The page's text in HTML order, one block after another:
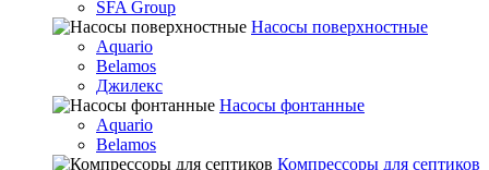
SFA Group
Насосы поверхностные
Aquario
Belamos
Джилекс
Насосы фонтанные
Aquario
Belamos
Компрессоры для септиков